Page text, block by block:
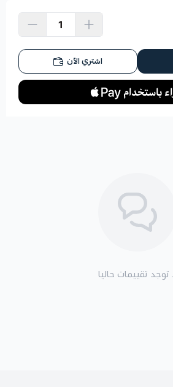
اشتري الآن
توجد تقييمات حاليا